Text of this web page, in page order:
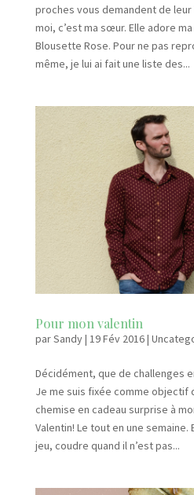
proches vous demandent de
moi, c’est ma sœur. Elle adore
Blousette Rose. Pour ne pas
même, je lui ai fait une liste des...
Pour mon valentin
parSandy| 19 Fév 2016|
Décidément, que de challenges
Je me suis fixée comme objectif
chemise en cadeau surprise à
Valentin! Le tout en une semaine.
jeu, coudre quand il n’est pas...